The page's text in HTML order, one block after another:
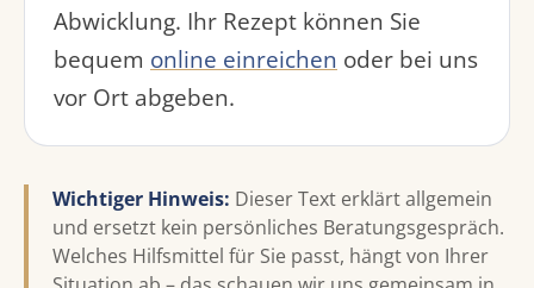
Abwicklung. Ihr Rezept können Sie
bequem online einreichen oder bei uns
vor Ort abgeben.
Wichtiger Hinweis: Dieser Text erklärt allgemein
und ersetzt kein persönliches Beratungsgespräch.
Welches Hilfsmittel für Sie passt, hängt von Ihrer